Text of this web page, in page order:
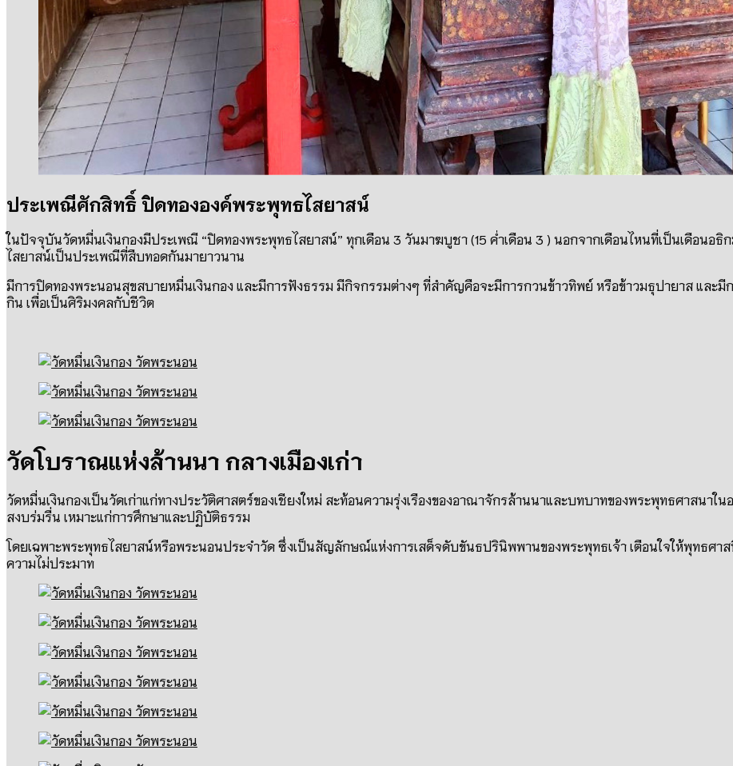
ประเพณีศักสิทธิ์ ปิดทององค์พระพุทธไสยาสน์
ในปัจจุบันวัดหมื่นเงินกองมีประเพณี “ปิดทองพระพุทธไสยาสน์” ทุกเดือน 3 วันมาฆบูชา (15 ค่ำเดือน 3 ) นอกจากเดือนไหนที่เป็นเดือนอ
ไสยาสน์เป็นประเพณีที่สืบทอดกันมายาวนาน
มีการปิดทองพระนอนสุขสบายหมื่นเงินกอง และมีการฟังธรรม มีกิจกรรมต่างๆ ที่สำคัญคือจะมีการกวนข้าวทิพย์ หรือข้าวมธุปายาส และมี
กิน เพื่อเป็นศิริมงคลกับชีวิต
วัดโบราณแห่งล้านนา กลางเมืองเก่า
วัดหมื่นเงินกองเป็นวัดเก่าแก่ทางประวัติศาสตร์ของเชียงใหม่ สะท้อนความรุ่งเรืองของอาณาจักรล้านนาและบทบาทของพระพุทธศาสนา
สงบร่มรื่น เหมาะแก่การศึกษาและปฏิบัติธรรม
โดยเฉพาะพระพุทธไสยาสน์หรือพระนอนประจำวัด ซึ่งเป็นสัญลักษณ์แห่งการเสด็จดับขันธปรินิพพานของพระพุทธเจ้า เตือนใจให้พุทธศา
ความไม่ประมาท